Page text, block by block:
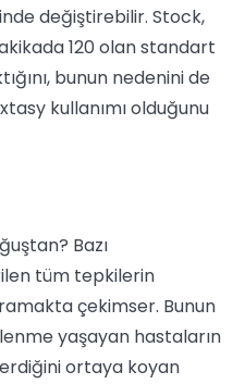
değiştirebilir. Stock,
120 olan standart
bunun nedenini de
kullanımı olduğunu
Bazı
tüm tepkilerin
çekimser. Bunun
yaşayan hastaların
ortaya koyan